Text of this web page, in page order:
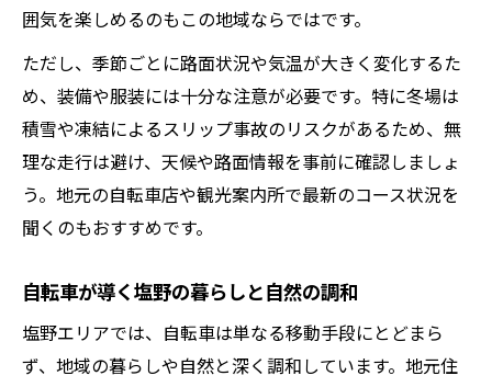
囲気を楽しめるのもこの地域ならではです。
ただし、季節ごとに路面状況や気温が大きく変化するた
め、装備や服装には十分な注意が必要です。特に冬場は
積雪や凍結によるスリップ事故のリスクがあるため、無
理な走行は避け、天候や路面情報を事前に確認しましょ
う。地元の自転車店や観光案内所で最新のコース状況を
聞くのもおすすめです。
自転車が導く塩野の暮らしと自然の調和
塩野エリアでは、自転車は単なる移動手段にとどまら
ず、地域の暮らしや自然と深く調和しています。地元住